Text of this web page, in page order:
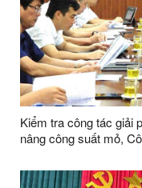
Kiểm tra công tác giải
nâng công suất mỏ,